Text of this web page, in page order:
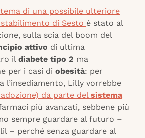
di una possibile ulteriore
di Sesto è stato al
sulla scia del boom del
attivo di ultima
il diabete tipo 2 ma
per i casi di obesità: per
l’insediamento, Lilly vorrebbe
da parte del sistema
più avanzati, sebbene più
sempre guardare al futuro –
– perché senza guardare al